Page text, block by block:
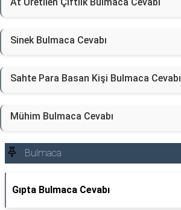
Sinek Bulmaca Cevabı
Sahte Para Basan Kişi Bulmaca Cevabı
Mühim Bulmaca Cevabı
Bulmaca
Gıpta Bulmaca Cevabı